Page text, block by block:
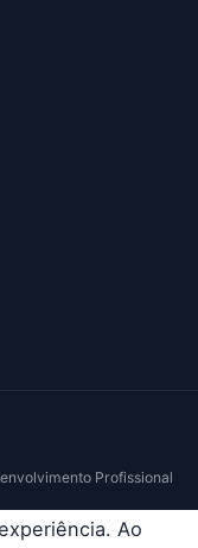
Profissional
Ao